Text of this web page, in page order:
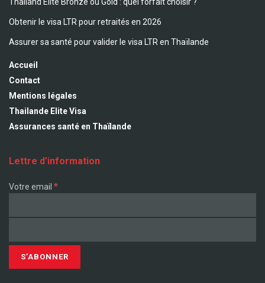
Obtenir le visa LTR pour retraités en 2026
Assurer sa santé pour valider le visa LTR en Thaïlande
Accueil
Contact
Mentions légales
Thailande Elite Visa
Assurances santé en Thaïlande
Lettre d’information
Votre email *